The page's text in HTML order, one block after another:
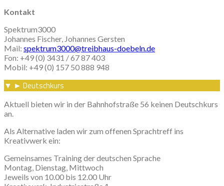
Kontakt
Spektrum3000
Johannes Fischer, Johannes Gersten
Mail: spektrum3000@treibhaus-doebeln.de
Fon: +49 (0) 3431 / 67 87 403
Mobil: +49 (0) 157 50 888 948
▼ ► Deutschkurs
Aktuell bieten wir in der Bahnhofstraße 56 keinen Deutschkurs
an.
Als Alternative laden wir zum offenen Sprachtreff ins
Kreativwerk ein:
Gemeinsames Training der deutschen Sprache
Montag, Dienstag, Mittwoch
Jeweils von 10.00 bis 12.00 Uhr